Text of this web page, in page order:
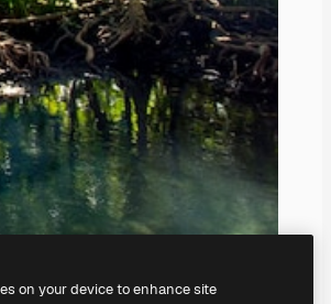
on your device to enhance site